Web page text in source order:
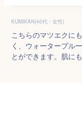
KUMIKAN(40代・女性)
こちらのマツエクに
く、ウォータープル
とができます。肌に